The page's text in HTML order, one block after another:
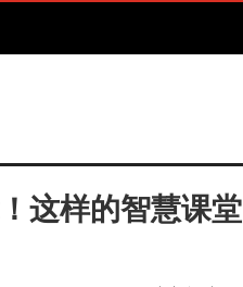
这样的智慧课堂